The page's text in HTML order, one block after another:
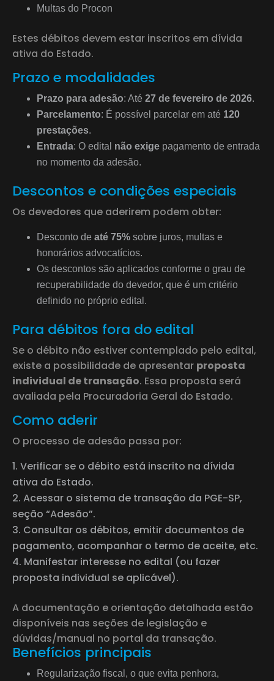
Multas do Procon
Estes débitos devem estar inscritos em dívida
ativa do Estado.
Prazo e modalidades
Prazo para adesão: Até 27 de fevereiro de 2026.
Parcelamento: É possível parcelar em até 120
prestações.
Entrada: O edital não exige pagamento de entrada
no momento da adesão.
Descontos e condições especiais
Os devedores que aderirem podem obter:
Desconto de até 75% sobre juros, multas e
honorários advocatícios.
Os descontos são aplicados conforme o grau de
recuperabilidade do devedor, que é um critério
definido no próprio edital.
Para débitos fora do edital
Se o débito não estiver contemplado pelo edital,
existe a possibilidade de apresentar proposta
individual de transação. Essa proposta será
avaliada pela Procuradoria Geral do Estado.
Como aderir
O processo de adesão passa por:
Verificar se o débito está inscrito na dívida
ativa do Estado.
Acessar o sistema de transação da PGE-SP,
seção “Adesão”.
Consultar os débitos, emitir documentos de
pagamento, acompanhar o termo de aceite, etc.
Manifestar interesse no edital (ou fazer
proposta individual se aplicável).
A documentação e orientação detalhada estão
disponíveis nas seções de legislação e
dúvidas/manual no portal da transação.
Benefícios principais
Regularização fiscal, o que evita penhora,